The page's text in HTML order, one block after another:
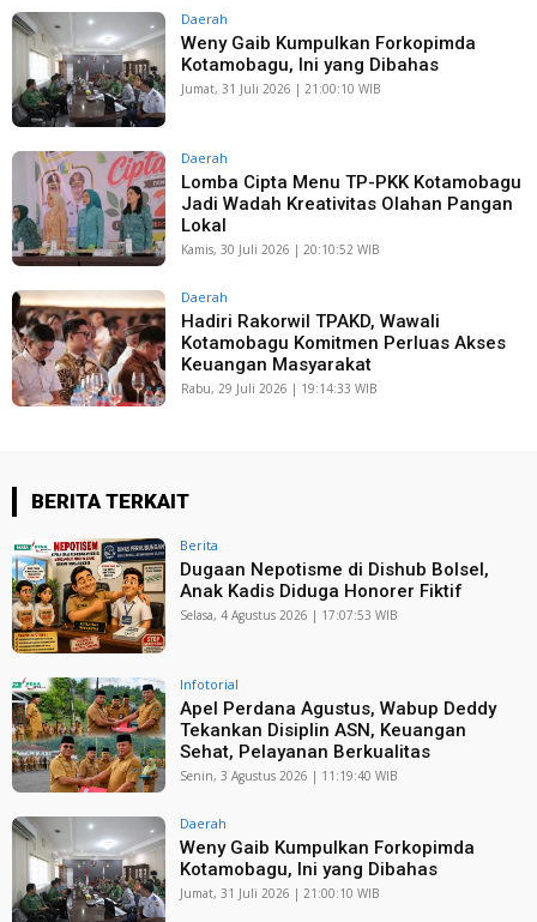
Daerah
Weny Gaib Kumpulkan Forkopimda
Kotamobagu, Ini yang Dibahas
Jumat, 31 Juli 2026 | 21:00:10 WIB
Daerah
Lomba Cipta Menu TP-PKK Kotamobagu
Jadi Wadah Kreativitas Olahan Pangan
Lokal
Kamis, 30 Juli 2026 | 20:10:52 WIB
Daerah
Hadiri Rakorwil TPAKD, Wawali
Kotamobagu Komitmen Perluas Akses
Keuangan Masyarakat
Rabu, 29 Juli 2026 | 19:14:33 WIB
BERITA TERKAIT
Berita
Dugaan Nepotisme di Dishub Bolsel,
Anak Kadis Diduga Honorer Fiktif
Selasa, 4 Agustus 2026 | 17:07:53 WIB
Infotorial
Apel Perdana Agustus, Wabup Deddy
Tekankan Disiplin ASN, Keuangan
Sehat, Pelayanan Berkualitas
Senin, 3 Agustus 2026 | 11:19:40 WIB
Daerah
Weny Gaib Kumpulkan Forkopimda
Kotamobagu, Ini yang Dibahas
Jumat, 31 Juli 2026 | 21:00:10 WIB